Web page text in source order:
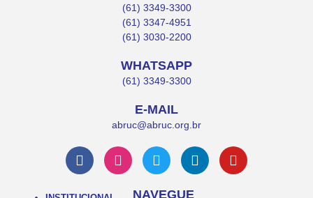
(61) 3349-3300
(61) 3347-4951
(61) 3030-2200
WHATSAPP
(61) 3349-3300
E-MAIL
abruc@abruc.org.br
NAVEGUE